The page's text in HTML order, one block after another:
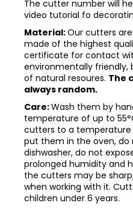
The cutter number will
video tutorial fo
Material:Our cutters
made of the highest
certificate for contact
environmentally friendly,
of natural resoures. The
always random.
Care:Wash them by
temperature of up to
cutters to a temperature
put them in the oven,
dishwasher, do not
prolonged humidity and
the cutters may be
when working with it.
children under 6 years.